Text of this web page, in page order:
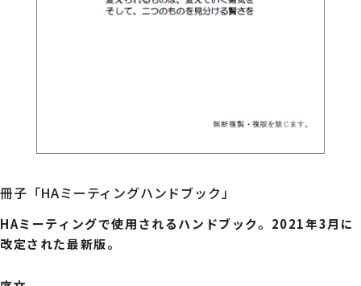
冊子「HAミーティングハンドブック」
HAミーティングで使用されるハンドブック。2021年3月に
改定された最新版。